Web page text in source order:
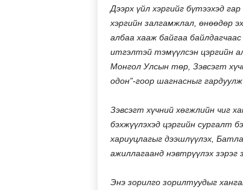
Дээрх үйл хэргийг бүтээхэд
хэргийн залгамжлал, өнөөдөр
албаа хааж байгаа
итгэлтэй тэмүүлсэн цэргийн
Монгол Улсын төр, Зэвсэгт
одон”-гоор шагнасныг
Зэвсэгт хүчний хөгжлийн чиг
бэхжүүлэхэд цэргийн сургалт
хариуцлагыг дээшлүүлэх,
ажиллагаанд нэвтрүүлэх
Энэ зорилго зорилтуудыг